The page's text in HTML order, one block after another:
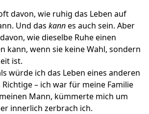
davon, wie ruhig das Leben auf
Und das kannes auch sein. Aber
wie dieselbe Ruhe einen
kann, wenn sie keine Wahl, sondern
ist.
würde ich das Leben eines anderen
– ich war für meine Familie
Mann, kümmerte mich um
innerlich zerbrach ich.